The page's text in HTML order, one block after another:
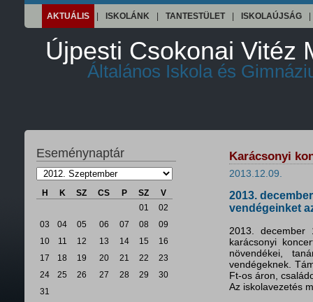
AKTUÁLIS ISKOLÁNK TANTESTÜLET ISKOLAÚJSÁG
Újpesti Csokonai Vitéz
Általános Iskola és
Eseménynaptár
H K SZ CS P SZ
V
01
02
03
04 05 06 07 08
09
10
11 12 13 14 15
16
17
18 19 20 21 22
23
24
25 26 27 28 29
30
31
Karácsonyi
2013.12.09.
2013.
vendégeinket
2013. december
karácsonyi
növendékei,
vendégeknek.
Ft-os áron,
Az iskolavezetés